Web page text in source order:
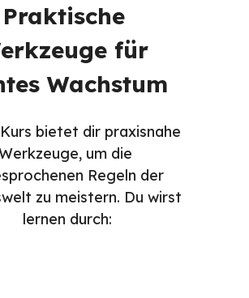
Praktische
für
Wachstum
bietet dir praxisnahe
um die
Regeln der
zu meistern. Du wirst
lernen durch: